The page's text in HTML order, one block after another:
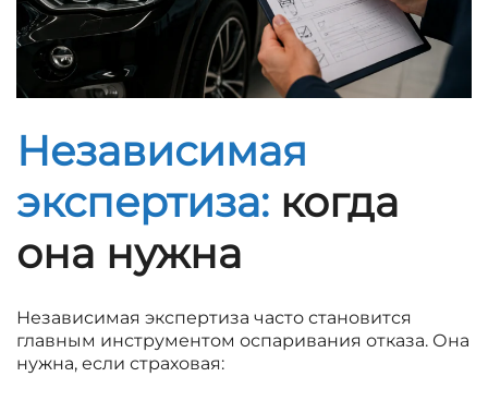
Независимая
экспертиза: когда
она нужна
Независимая экспертиза часто становится
главным инструментом оспаривания отказа. Она
нужна, если страховая: